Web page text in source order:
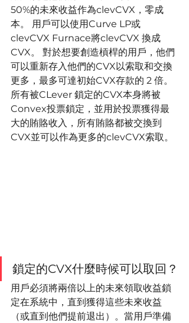
50%的未來收益作為clevCVX，零成
本。 用戶可以使用Curve LP或
clevCVX Furnace將clevCVX 換成
CVX。 對於想要創造槓桿的用戶，他們
可以重新存入他們的CVX以索取和交換
更多，最多可達初始CVX存款的 2 倍。
所有被CLever 鎖定的CVX本身將被
Convex投票鎖定，並用於投票獲得最
大的賄賂收入，所有賄賂都被交換到
CVX並可以作為更多的clevCVX索取。
鎖定的CVX什麼時候可以取回？
用戶必須將兩倍以上的未來領取收益鎖
定在系統中，直到獲得這些未來收益
（或直到他們提前退出）。當用戶準備